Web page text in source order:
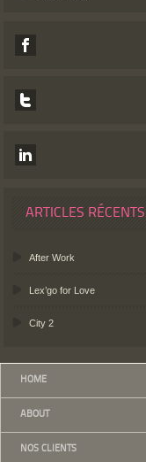
ARTICLES RÉCENTS
After Work
Lex’go for Love
City 2
HOME
ABOUT
NOS CLIENTS